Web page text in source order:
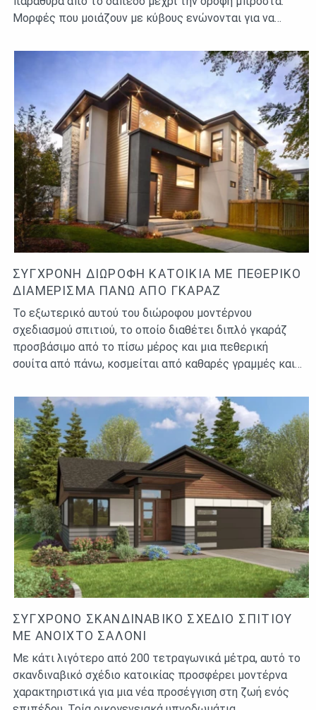
Μορφές που μοιάζουν με κύβους ενώνονται για να…
ΣΎΓΧΡΟΝΗ ΔΙΏΡΟΦΗ ΚΑΤΟΙΚΊΑ ΜΕ ΠΕΘΕΡΙΚΌ
ΔΙΑΜΈΡΙΣΜΑ ΠΆΝΩ ΑΠΌ ΓΚΑΡΆΖ
Το εξωτερικό αυτού του διώροφου μοντέρνου
σχεδιασμού σπιτιού, το οποίο διαθέτει διπλό γκαράζ
προσβάσιμο από το πίσω μέρος και μια πεθερική
σουίτα από πάνω, κοσμείται από καθαρές γραμμές και…
ΣΎΓΧΡΟΝΟ ΣΚΑΝΔΙΝΑΒΙΚΌ ΣΧΈΔΙΟ ΣΠΙΤΙΟΎ
ΜΕ ΑΝΟΙΧΤΌ ΣΑΛΌΝΙ
Με κάτι λιγότερο από 200 τετραγωνικά μέτρα, αυτό το
σκανδιναβικό σχέδιο κατοικίας προσφέρει μοντέρνα
χαρακτηριστικά για μια νέα προσέγγιση στη ζωή ενός